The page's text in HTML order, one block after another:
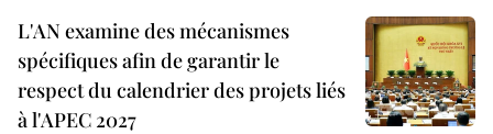
L'AN examine des mécanismes
spécifiques afin de garantir le
respect du calendrier des projets liés
à l'APEC 2027